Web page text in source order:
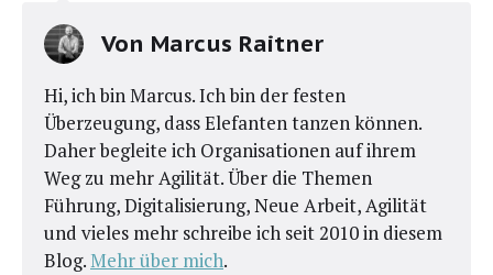
Von Marcus Raitner
Hi, ich bin Marcus. Ich bin der festen
Überzeugung, dass Elefanten tanzen können.
Daher begleite ich Organisationen auf ihrem
Weg zu mehr Agilität. Über die Themen
Führung, Digitalisierung, Neue Arbeit, Agilität
und vieles mehr schreibe ich seit 2010 in diesem
Blog.Mehr über mich.